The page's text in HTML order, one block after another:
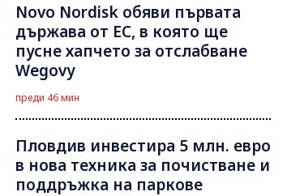
Novo Nordisk обяви първата
държава от ЕС, в която ще
пусне хапчето за отслабване
Wegovy
преди 46 мин
Пловдив инвестира 5 млн. евро
в нова техника за почистване и
поддръжка на паркове